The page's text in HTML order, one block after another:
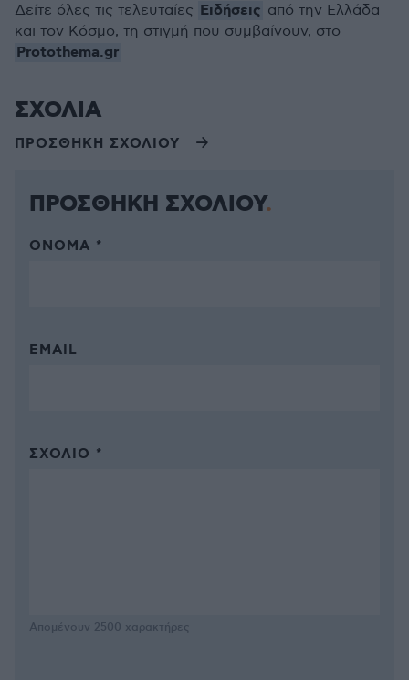
Δείτε όλες τις τελευταίες Ειδήσεις από την Ελλάδα
και τον Κόσμο, τη στιγμή που συμβαίνουν, στο
Protothema.gr
ΣΧΟΛΙΑ
ΠΡΟΣΘΗΚΗ ΣΧΟΛΙΟΥ
ΠΡΟΣΘΗΚΗ ΣΧΟΛΙΟΥ
ΌΝΟΜΑ *
EMAIL
ΣΧΌΛΙΟ *
Απομένουν 2500 χαρακτήρες